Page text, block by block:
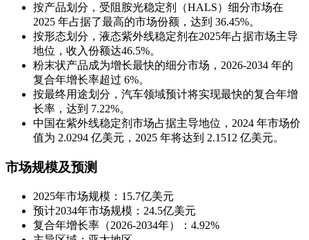
按产品划分，受阻胺光稳定剂（HALS）细分市场在
2025 年占据了最高的市场份额，达到 36.45%。
按形态划分，液态紫外线稳定剂在2025年占据市场主导
地位，收入份额达46.5%。
粉末状产品成为增长最快的细分市场，2026-2034 年的
复合年增长率超过 6%。
按最终用途划分，汽车领域预计将实现最快的复合年增
长率，达到 7.22%。
中国在紫外线稳定剂市场占据主导地位，2024 年市场价
值为 2.0294 亿美元，2025 年将达到 2.1512 亿美元。
市场规模及预测
2025年市场规模：15.7亿美元
预计2034年市场规模：24.5亿美元
复合年增长率（2026-2034年）：4.92%